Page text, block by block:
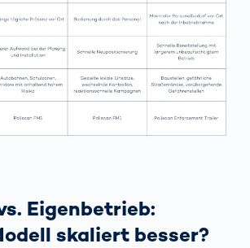
Eigenbetrieb:
skaliert besser?